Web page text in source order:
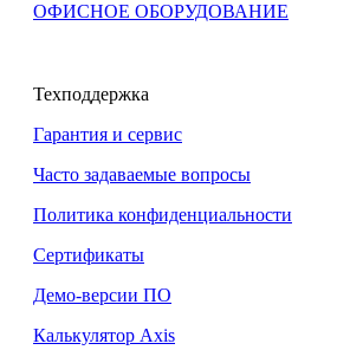
ОФИСНОЕ ОБОРУДОВАНИЕ
Техподдержка
Гарантия и сервис
Часто задаваемые вопросы
Политика конфиденциальности
Сертификаты
Демо-версии ПО
Калькулятор Axis